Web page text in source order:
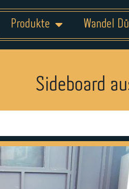
Produkte Wandel
Sideboard